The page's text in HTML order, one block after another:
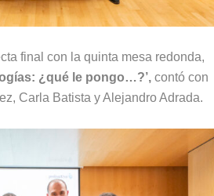
final con la quinta mesa redonda,
¿qué le pongo…?’, contó con
Carla Batista y Alejandro Adrada.